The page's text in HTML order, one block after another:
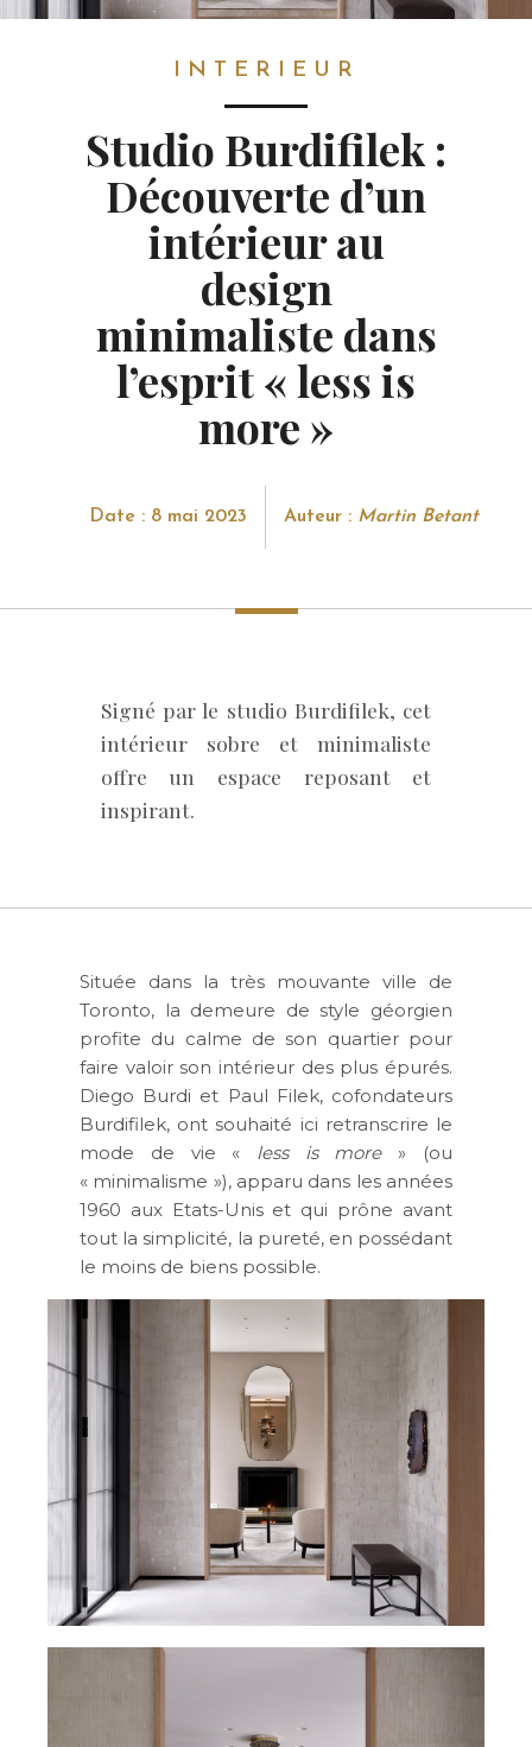
INTERIEUR
Studio Burdifilek :
Découverte d’un
intérieur au
design
minimaliste dans
l’esprit « less is
more »
Date : 8 mai 2023 Auteur : Martin Betant
Signé par le studio Burdifilek, cet
intérieur sobre et minimaliste
offre un espace reposant et
inspirant.
Située dans la très mouvante ville de
Toronto, la demeure de style géorgien
profite du calme de son quartier pour
faire valoir son intérieur des plus épurés.
Diego Burdi et Paul Filek, cofondateurs
Burdifilek, ont souhaité ici retranscrire le
mode de vie « less is more» (ou
« minimalisme »), apparu dans les années
1960 aux Etats-Unis et qui prône avant
tout la simplicité, la pureté, en possédant
le moins de biens possible.